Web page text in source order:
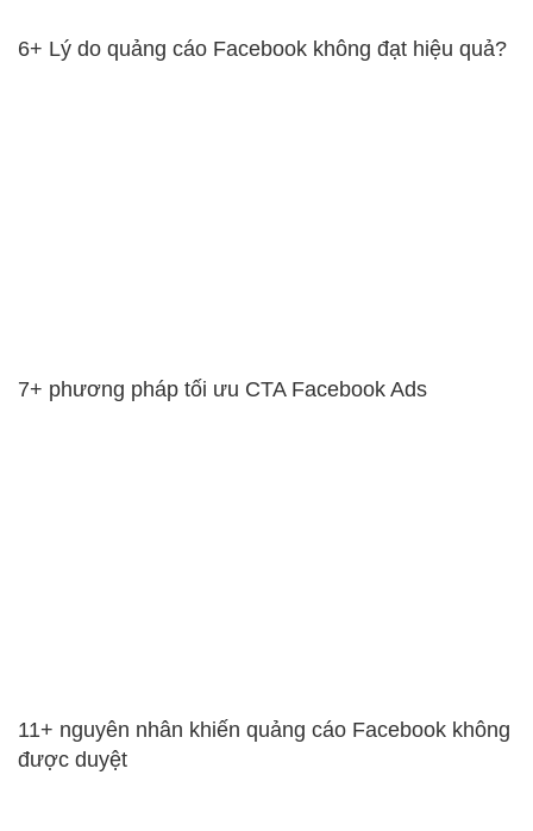
6+ Lý do quảng cáo Facebook không đạt hiệu quả?
7+ phương pháp tối ưu CTA Facebook Ads
11+ nguyên nhân khiến quảng cáo Facebook không
được duyệt